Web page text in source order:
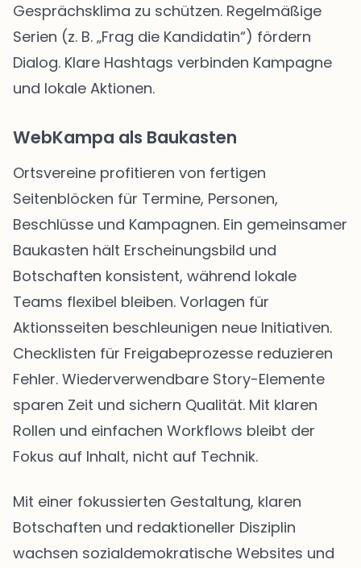
Gesprächsklima zu schützen. Regelmäßige
Serien (z. B. „Frag die Kandidatin“) fördern
Dialog. Klare Hashtags verbinden Kampagne
und lokale Aktionen.
WebKampa als Baukasten
Ortsvereine profitieren von fertigen
Seitenblöcken für Termine, Personen,
Beschlüsse und Kampagnen. Ein gemeinsamer
Baukasten hält Erscheinungsbild und
Botschaften konsistent, während lokale
Teams flexibel bleiben. Vorlagen für
Aktionsseiten beschleunigen neue Initiativen.
Checklisten für Freigabeprozesse reduzieren
Fehler. Wiederverwendbare Story-Elemente
sparen Zeit und sichern Qualität. Mit klaren
Rollen und einfachen Workflows bleibt der
Fokus auf Inhalt, nicht auf Technik.
Mit einer fokussierten Gestaltung, klaren
Botschaften und redaktioneller Disziplin
wachsen sozialdemokratische Websites und